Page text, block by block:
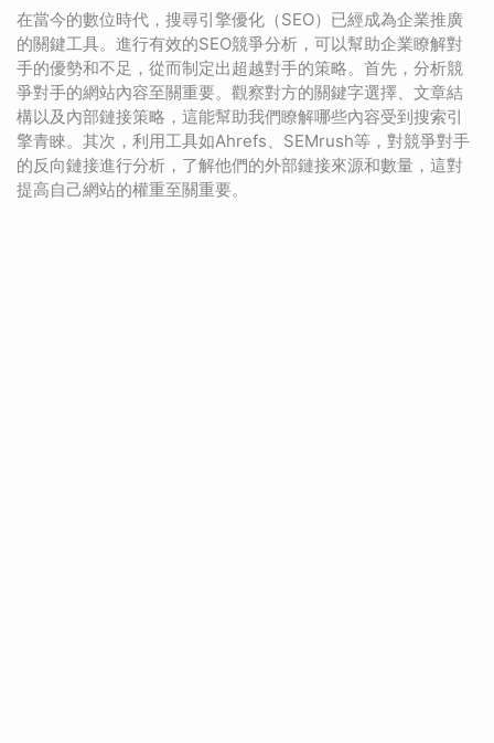
在當今的數位時代，搜尋引擎優化（SEO）已經成為企業推廣
的關鍵工具。進行有效的SEO競爭分析，可以幫助企業瞭解對
手的優勢和不足，從而制定出超越對手的策略。首先，分析競
爭對手的網站內容至關重要。觀察對方的關鍵字選擇、文章結
構以及內部鏈接策略，這能幫助我們瞭解哪些內容受到搜索引
擎青睞。其次，利用工具如Ahrefs、SEMrush等，對競爭對手
的反向鏈接進行分析，了解他們的外部鏈接來源和數量，這對
提高自己網站的權重至關重要。